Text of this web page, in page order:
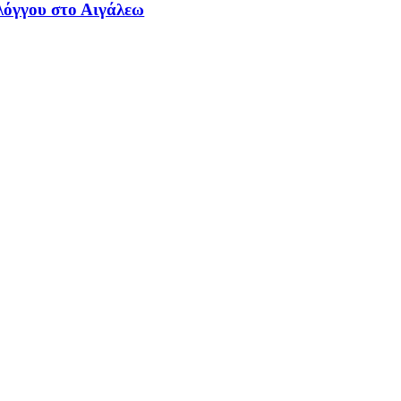
στο Αιγάλεω